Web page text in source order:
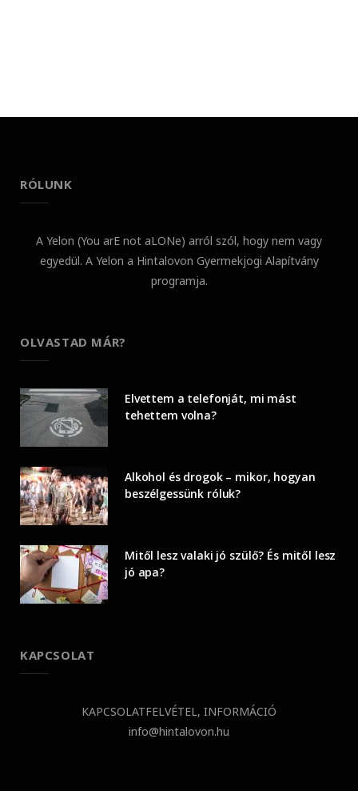
RÓLUNK
A Yelon (You arE not aLONe) arról szól, hogy nem vagy
egyedül. A Yelon a Hintalovon Gyermekjogi Alapítvány
programja.
OLVASTAD MÁR?
Elvettem a telefonját, mi mást
tehettem volna?
Alkohol és drogok – mikor, hogyan
beszélgessünk róluk?
Mitől lesz valaki jó szülő? És mitől lesz
jó apa?
KAPCSOLAT
KAPCSOLATFELVÉTEL, INFORMÁCIÓ
info@hintalovon.hu